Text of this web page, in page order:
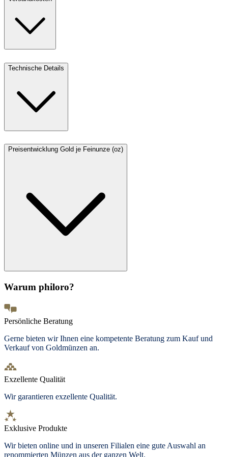
Technische Details
Preisentwicklung Gold je Feinunze (oz)
Warum philoro?
Persönliche Beratung
Gerne bieten wir Ihnen eine kompetente Beratung zum Kauf und
Verkauf von Goldmünzen an.
Exzellente Qualität
Wir garantieren exzellente Qualität.
Exklusive Produkte
Wir bieten online und in unseren Filialen eine gute Auswahl an
renommierten Münzen aus der ganzen Welt.